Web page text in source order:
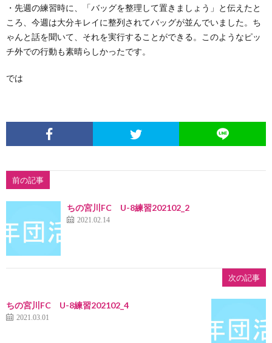
・先週の練習時に、「バッグを整理して置きましょう」と伝えたと
ころ、今週は大分キレイに整列されてバッグが並んでいました。ち
ゃんと話を聞いて、それを実行することができる。このようなピッ
チ外での行動も素晴らしかったです。
では
前の記事
ちの宮川FC U-8練習202102_2
2021.02.14
次の記事
ちの宮川FC U-8練習202102_4
2021.03.01